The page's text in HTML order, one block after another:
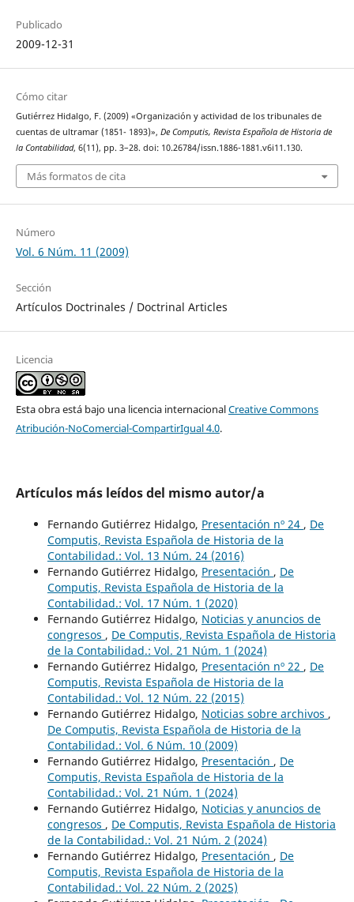
Publicado
2009-12-31
Cómo citar
Gutiérrez Hidalgo, F. (2009) «Organización y actividad de los tribunales de
cuentas de ultramar (1851- 1893)», De Computis, Revista Española de Historia de
la Contabilidad, 6(11), pp. 3–28. doi: 10.26784/issn.1886-1881.v6i11.130.
Más formatos de cita
Número
Vol. 6 Núm. 11 (2009)
Sección
Artículos Doctrinales / Doctrinal Articles
Licencia
Esta obra está bajo una licencia internacionalCreative Commons
Atribución-NoComercial-CompartirIgual 4.0.
Artículos más leídos del mismo autor/a
Fernando Gutiérrez Hidalgo, Presentación nº 24 , De
Computis, Revista Española de Historia de la
Contabilidad.: Vol. 13 Núm. 24 (2016)
Fernando Gutiérrez Hidalgo, Presentación , De
Computis, Revista Española de Historia de la
Contabilidad.: Vol. 17 Núm. 1 (2020)
Fernando Gutiérrez Hidalgo, Noticias y anuncios de
congresos , De Computis, Revista Española de Historia
de la Contabilidad.: Vol. 21 Núm. 1 (2024)
Fernando Gutiérrez Hidalgo, Presentación nº 22 , De
Computis, Revista Española de Historia de la
Contabilidad.: Vol. 12 Núm. 22 (2015)
Fernando Gutiérrez Hidalgo, Noticias sobre archivos ,
De Computis, Revista Española de Historia de la
Contabilidad.: Vol. 6 Núm. 10 (2009)
Fernando Gutiérrez Hidalgo, Presentación , De
Computis, Revista Española de Historia de la
Contabilidad.: Vol. 21 Núm. 1 (2024)
Fernando Gutiérrez Hidalgo, Noticias y anuncios de
congresos , De Computis, Revista Española de Historia
de la Contabilidad.: Vol. 21 Núm. 2 (2024)
Fernando Gutiérrez Hidalgo, Presentación , De
Computis, Revista Española de Historia de la
Contabilidad.: Vol. 22 Núm. 2 (2025)